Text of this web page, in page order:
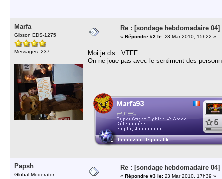
Marfa
Gibson EDS-1275
Messages: 237
Re : [sondage hebdomadaire 04]
« Répondre #2 le: 23 Mar 2010, 15h22 »
Moi je dis : VTFF
On ne joue pas avec le sentiment des
Papsh
Global Moderator
Re : [sondage hebdomadaire 04]
« Répondre #3 le: 23 Mar 2010, 17h39 »